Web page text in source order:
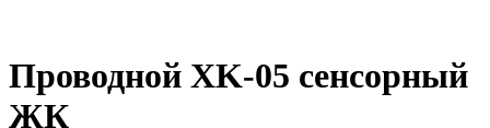
Проводной XK-05 сенсорный
ЖК